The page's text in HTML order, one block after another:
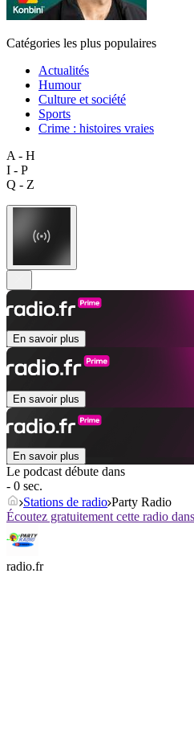
Catégories les plus populaires
Actualités
Humour
Culture et société
Sports
Crime : histoires vraies
A - H
I - P
Q - Z
En savoir plus
En savoir plus
En savoir plus
Le podcast débute dans
- 0 sec.
Stations de radio Party Radio
Écoutez gratuitement cette radio
radio.fr